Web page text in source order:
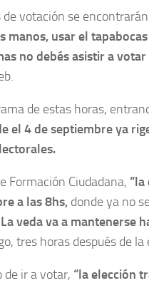
de votación se
manos, usar el
no debés asistir a votar
de estas horas,
el 4 de septiembre ya
Formación Ciudadana,
a las 8hs, donde ya no
La veda va a mantenerse
tres horas después de la
de ir a votar, “la elección